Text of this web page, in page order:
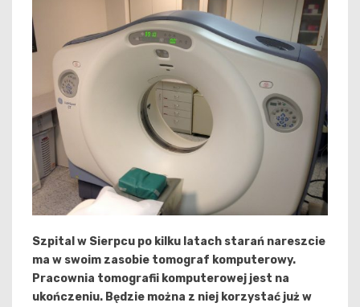
Szpital w Sierpcu po kilku latach starań nareszcie
ma w swoim zasobie tomograf komputerowy.
Pracownia tomografii komputerowej jest na
ukończeniu. Będzie można z niej korzystać już w